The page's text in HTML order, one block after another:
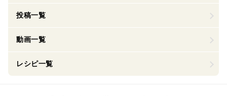
投稿一覧
動画一覧
レシピ一覧